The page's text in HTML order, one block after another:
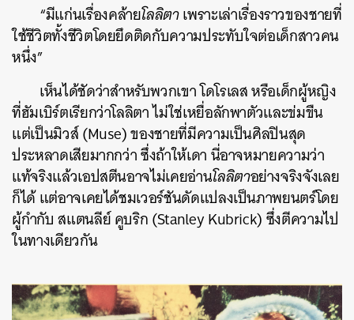
“มีแก่นเรื่องคล้ายโลลิตาเพราะเล่าเรื่องราวของชายที่
ใช้ชีวิตทั้งชีวิตโดยยึดติดกับความประทับใจต่อเด็กสาวคน
หนึ่ง”
เห็นได้ชัดว่าสำหรับพวกเขา โดโรเลส หรือเด็กผู้หญิง
ที่ฮัมเบิร์ตเรียกว่าโลลิตา ไม่ใช่เหยื่อลักพาตัวและข่มขืน
แต่เป็นมิวส์ (Muse) ของชายที่มีความเป็นศิลปินสุด
ประหลาดเสียมากกว่า ซึ่งถ้าให้เดา นี่อาจหมายความว่า
แท้จริงแล้วเอปสตีนอาจไม่เคยอ่านโลลิตาอย่างจริงจังเลย
ก็ได้ แต่อาจเคยได้ชมเวอร์ชันดัดแปลงเป็นภาพยนตร์โดย
ผู้กำกับ สแตนลีย์ คูบริก (Stanley Kubrick) ซึ่งตีความไป
ในทางเดียวกัน